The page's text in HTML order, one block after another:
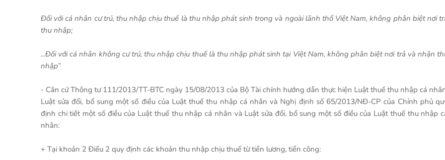
Đối với cá nhân cư trú, thu nhập chịu thuế là thu nhập phát sinh trong và ngoài lãnh thổ Việt Nam, không phân biệt nơi
thu nhập;
...Đối với cá nhân không cư trú, thu nhập chịu thuế là thu nhập phát sinh tại Việt Nam, không phân biệt nơi trả và nhận
nhập”
- Căn cứ Thông tư 111/2013/TT-BTC ngày 15/08/2013 của Bộ Tài chính hướng dẫn thực hiện Luật thuế thu nhập cá
Luật sửa đổi, bổ sung một số điều của Luật thuế thu nhập cá nhân và Nghị định số 65/2013/NĐ-CP của Chính phủ
định chi tiết một số điều của Luật thuế thu nhập cá nhân và Luật sửa đổi, bổ sung một số điều của Luật thuế thu nhập
nhân:
+ Tại khoản 2 Điều 2 quy định các khoản thu nhập chịu thuế từ tiền lương, tiền công: